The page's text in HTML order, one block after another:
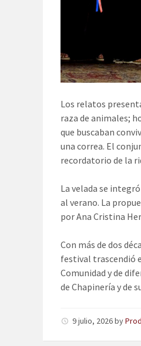
Los relatos
raza de animales;
que buscaban
una correa. El
recordatorio de la
La velada se
al verano. La
por Ana Cristina
Con más de dos
festival trascendió
Comunidad y de
de Chapinería y de
9 julio, 2026by